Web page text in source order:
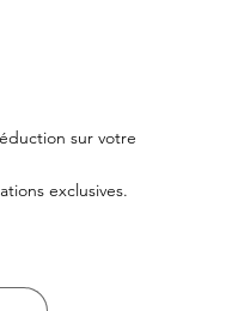
sur votre
exclusives.